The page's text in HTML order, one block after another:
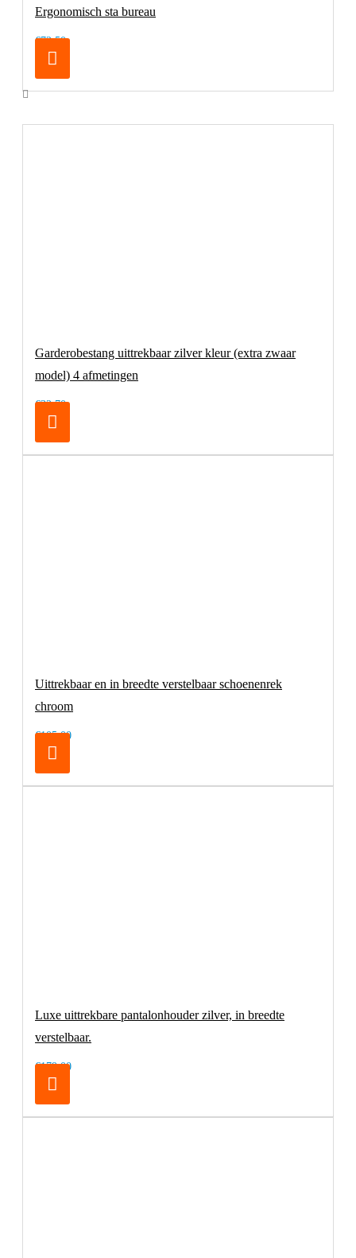
Ergonomisch sta bureau
€72,50
Garderobestang uittrekbaar zilver kleur (extra zwaar
model) 4 afmetingen
€32,70
Uittrekbaar en in breedte verstelbaar schoenenrek
chroom
€105,00
Luxe uittrekbare pantalonhouder zilver, in breedte
verstelbaar.
€179,00